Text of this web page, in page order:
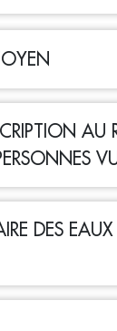
AU
DES